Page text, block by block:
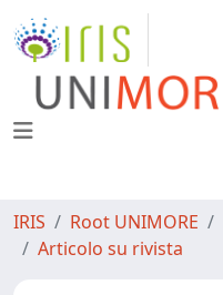
IRIS Root UNIMORE
Articolo su rivista